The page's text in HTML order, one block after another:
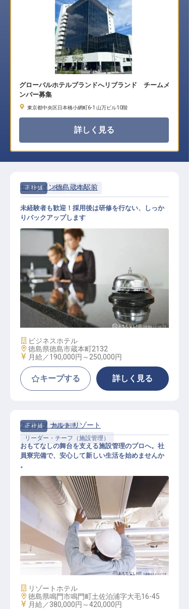
グローバルホテルブランドへリブランド チームメ
ンバー募集
東京都中央区日本橋小網町6-1 山万ビル10階
詳しく見る
正社員 宿泊 フロント
フロント
セルフイン徳島蔵本駅前
未経験者も歓迎！採用後は研修を行ない、しっか
りバックアップします
施設業態
ビジネスホテル
勤務地
徳島県徳島市蔵本町2132
給与
月給／190,000円～ 250,000円
キープする 詳しく見る
正社員
施設管理
リーダー・チーフ（施設管理）
施設管理チーフ
アオアヲ ナルト リゾート
おもてなしの舞台を支える施設管理のプロへ。社
員寮完備で、安心して新しい生活を始めませんか
。
施設業態
リゾートホテル
勤務地
徳島県鳴門市鳴門町土佐泊浦字大毛16-45
給与
月給／380,000円～420,000円